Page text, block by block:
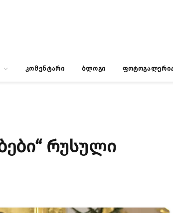
კომენტარი ბლოგი
რუსული